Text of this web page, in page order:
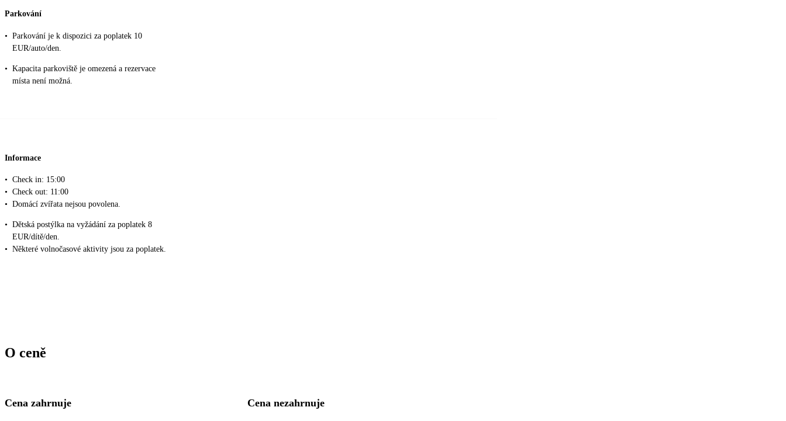
Parkování
• Parkování je k dispozici za poplatek 10
EUR/auto/den.
• Kapacita parkoviště je omezená a rezervace
místa není možná.
Informace
• Check in: 15:00
• Check out: 11:00
• Domácí zvířata nejsou povolena.
• Dětská postýlka na vyžádání za poplatek 8
EUR/dítě/den.
• Některé volnočasové aktivity jsou za poplatek.
O ceně
Cena zahrnuje Cena nezahrnuje